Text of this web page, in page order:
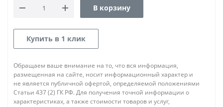
В корзину
Купить в 1 клик
Обращаем ваше внимание на то, что вся информация,
размещенная на сайте, носит информационный характер и
не является публичной офертой, определяемой положениями
Статьи 437 (2) ГК РФ. Для получения точной информации о
характеристиках, а также стоимости товаров и услуг,